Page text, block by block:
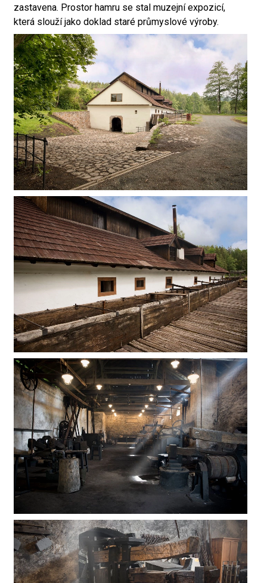
zastavena. Prostor hamru se stal muzejní expozicí,
která slouží jako doklad staré průmyslové výroby.